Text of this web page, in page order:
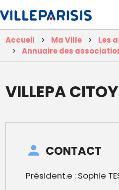
Accueil Ma Ville
Les
Annuaire des
VILLEPA
CONTACT
Président.e : Sophie